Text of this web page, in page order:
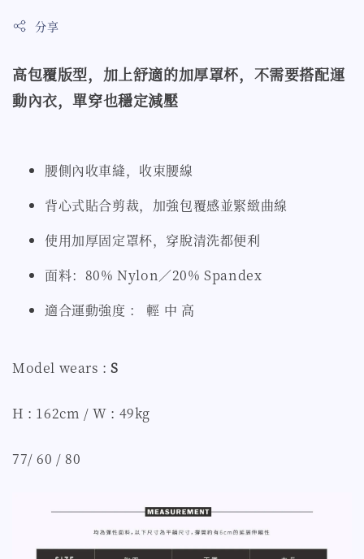
分享
高包覆版型，加上舒適的加厚罩杯，不需要搭配運
動內衣，單穿也穩定減壓
腰側內收車縫，收束腰線
背心式貼合剪裁，加強包覆感並緊緻曲線
使用加厚固定罩杯，穿脫清洗都便利
面料：80% Nylon／20% Spandex
適合運動強度 ： 輕 中 高
Model wears :S
H : 162cm / W : 49kg
77/ 60 / 80